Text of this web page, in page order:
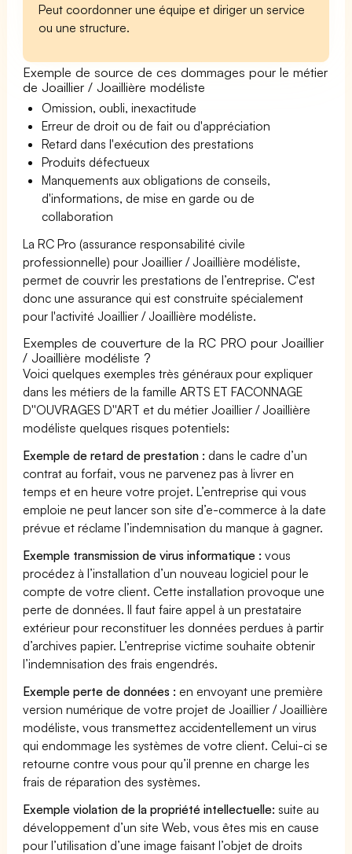
Peut coordonner une équipe et diriger un service
ou une structure.
Exemple de source de ces dommages pour le métier
de Joaillier / Joaillière modéliste
Omission, oubli, inexactitude
Erreur de droit ou de fait ou d'appréciation
Retard dans l'exécution des prestations
Produits défectueux
Manquements aux obligations de conseils,
d'informations, de mise en garde ou de
collaboration
La RC Pro (assurance responsabilité civile
professionnelle) pour Joaillier / Joaillière modéliste,
permet de couvrir les prestations de l’entreprise. C'est
donc une assurance qui est construite spécialement
pour l'activité Joaillier / Joaillière modéliste.
Exemples de couverture de la RC PRO pour Joaillier
/ Joaillière modéliste ?
Voici quelques exemples très généraux pour expliquer
dans les métiers de la famille ARTS ET FACONNAGE
D''OUVRAGES D''ART et du métier Joaillier / Joaillière
modéliste quelques risques potentiels:
Exemple de retard de prestation : dans le cadre d’un
contrat au forfait, vous ne parvenez pas à livrer en
temps et en heure votre projet. L’entreprise qui vous
emploie ne peut lancer son site d’e-commerce à la date
prévue et réclame l’indemnisation du manque à gagner.
Exemple transmission de virus informatique : vous
procédez à l’installation d’un nouveau logiciel pour le
compte de votre client. Cette installation provoque une
perte de données. Il faut faire appel à un prestataire
extérieur pour reconstituer les données perdues à partir
d’archives papier. L’entreprise victime souhaite obtenir
l’indemnisation des frais engendrés.
Exemple perte de données : en envoyant une première
version numérique de votre projet de Joaillier / Joaillière
modéliste, vous transmettez accidentellement un virus
qui endommage les systèmes de votre client. Celui-ci se
retourne contre vous pour qu’il prenne en charge les
frais de réparation des systèmes.
Exemple violation de la propriété intellectuelle: suite au
développement d’un site Web, vous êtes mis en cause
pour l’utilisation d’une image faisant l’objet de droits